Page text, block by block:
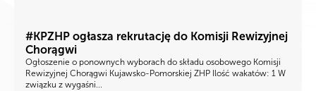
#KPZHP ogłasza rekrutację do Komisji Rewizyjnej
Chorągwi
Ogłoszenie o ponownych wyborach do składu osobowego Komisji
Rewizyjnej Chorągwi Kujawsko-Pomorskiej ZHP Ilość wakatów: 1 W
związku z wygaśni...